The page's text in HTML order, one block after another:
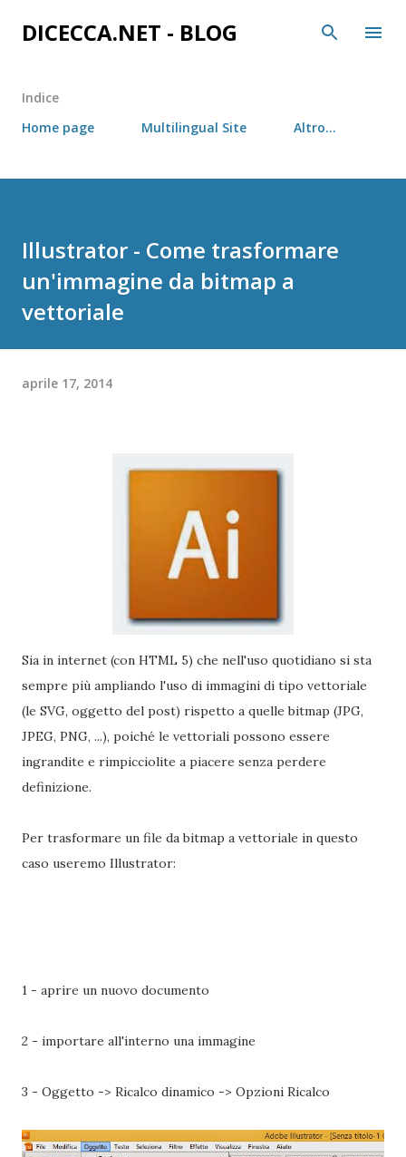
Passa ai contenuti principali
DICECCA.NET - BLOG
Indice
Home page
Multilingual Site Altro…
Illustrator - Come trasformare
un'immagine da bitmap a
vettoriale
aprile 17, 2014
Sia in internet (con HTML 5) che nell'uso quotidiano si sta
sempre più ampliando l'uso di immagini di tipo vettoriale
(le SVG, oggetto del post) rispetto a quelle bitmap (JPG,
JPEG, PNG, ...), poiché le vettoriali possono essere
ingrandite e rimpicciolite a piacere senza perdere
definizione.
Per trasformare un file da bitmap a vettoriale in questo
caso useremo Illustrator:
1 - aprire un nuovo documento
2 - importare all'interno una immagine
3 - Oggetto -> Ricalco dinamico -> Opzioni Ricalco